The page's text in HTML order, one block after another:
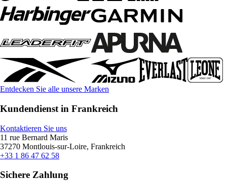
Entdecken Sie alle unsere Marken
Kundendienst in Frankreich
Kontaktieren Sie uns
11 rue Bernard Maris
37270 Montlouis-sur-Loire, Frankreich
+33 1 86 47 62 58
Sichere Zahlung